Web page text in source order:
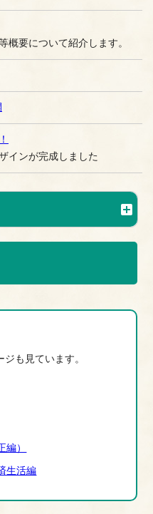
概要について紹介します。
インが完成しました
も見ています。
編）
生活編